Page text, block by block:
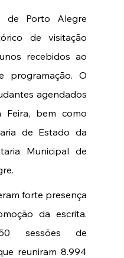
de Porto Alegre
de visitação
recebidos ao
programação. O
agendados
Feira, bem como
de Estado da
Municipal de
forte presença
da escrita.
sessões de
reuniram 8.994